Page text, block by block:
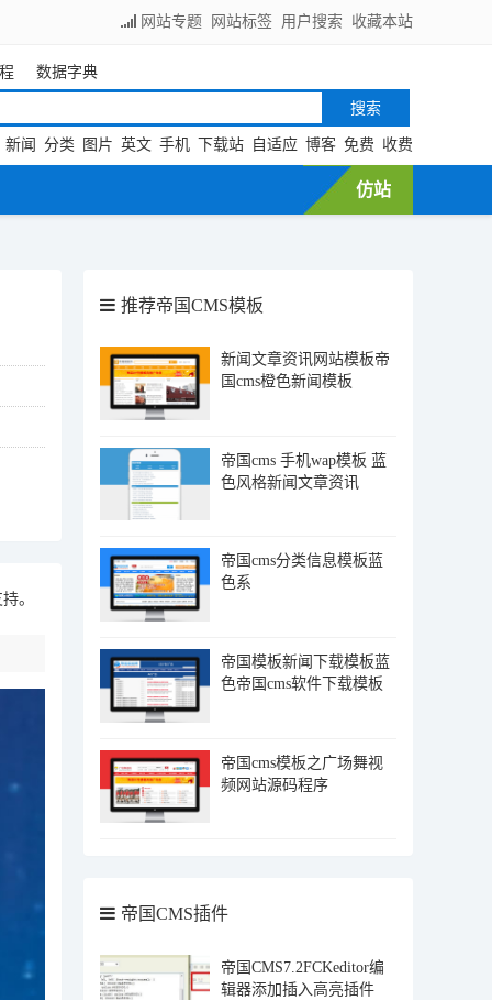
网站专题 网站标签 用户搜索 收藏本站
数据字典
新闻 分类 图片 英文 手机 下载站 自适应 博客 免费 收费
仿站
。
推荐帝国CMS模板
新闻文章资讯网站模板帝
国cms橙色新闻模板
帝国cms 手机wap模板 蓝
色风格新闻文章资讯
帝国cms分类信息模板蓝
色系
帝国模板新闻下载模板蓝
色帝国cms软件下载模板
帝国cms模板之广场舞视
频网站源码程序
帝国CMS插件
帝国CMS7.2FCKeditor编
辑器添加插入高亮插件